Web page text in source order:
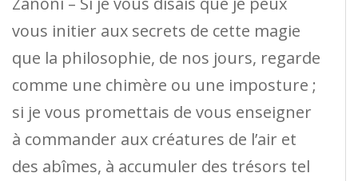
vous initier aux secrets de cette magie
que la philosophie, de nos jours, regarde
comme une chimère ou une imposture ;
si je vous promettais de vous enseigner
à commander aux créatures de l’air et
des abîmes, à accumuler des trésors tel